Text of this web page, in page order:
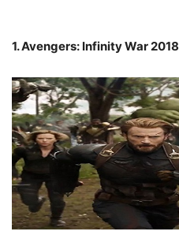
1. Avengers: Infinity War 2018